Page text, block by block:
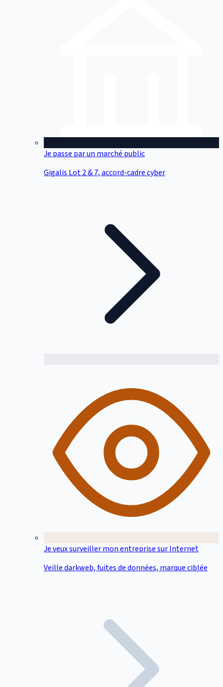
Je passe par un marché public
Gigalis Lot 2 & 7, accord-cadre cyber
Je veux surveiller mon entreprise sur Internet
Veille darkweb, fuites de données, marque ciblée